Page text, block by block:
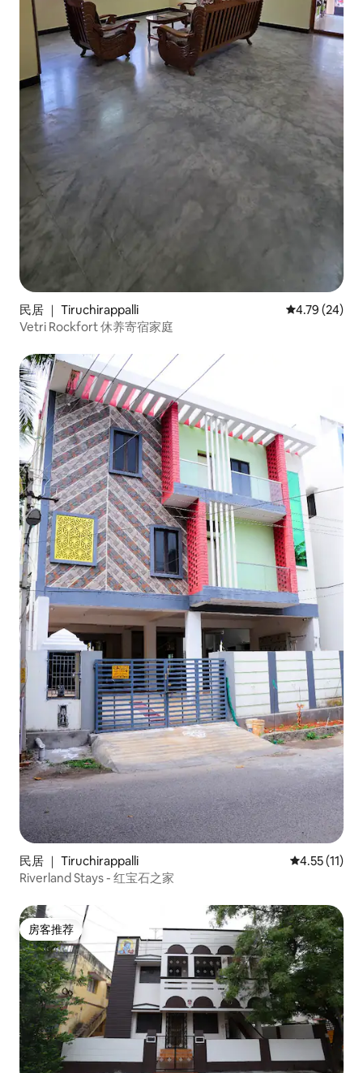
民居 ｜ Tiruchirappalli 平均评分
4.79 (24)
Vetri Rockfort 休养寄宿家庭
民居 ｜ Tiruchirappalli 平均评分
4.55 (11)
Riverland Stays - 红宝石之家
房客推荐
房客推荐